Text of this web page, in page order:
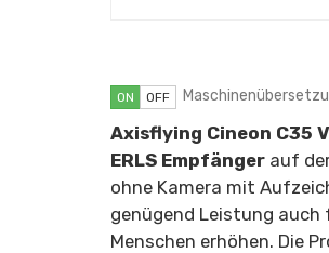
ON OFF
Axisflying Cineon C35
ERLS Empfänger auf
ohne Kamera mit
genügend Leistung auch
Menschen erhöhen. Die